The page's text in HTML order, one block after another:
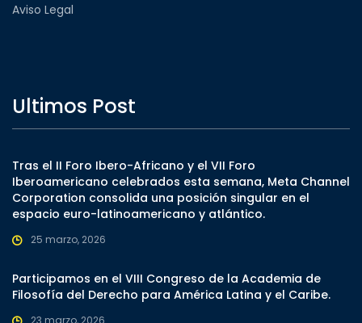
Aviso Legal
Ultimos Post
Tras el II Foro Ibero-Africano y el VII Foro
Iberoamericano celebrados esta semana, Meta Channel
Corporation consolida una posición singular en el
espacio euro-latinoamericano y atlántico.
25 marzo, 2026
Participamos en el VIII Congreso de la Academia de
Filosofía del Derecho para América Latina y el Caribe.
23 marzo, 2026